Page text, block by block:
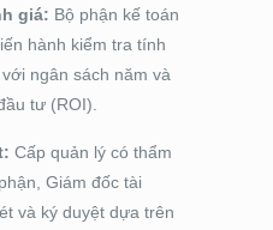
giá: Bộ phận kế toán
hành kiểm tra tính
ngân sách năm và
tư (ROI).
Cấp quản lý có thẩm
Giám đốc tài
và ký duyệt dựa trên